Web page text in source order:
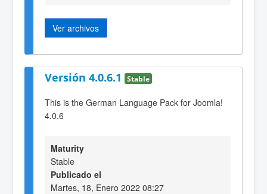
Ver archivos
Versión 4.0.6.1 Stable
This is the German Language Pack for Joomla!
4.0.6
Maturity
Stable
Publicado el
Martes, 18, Enero 2022 08:27